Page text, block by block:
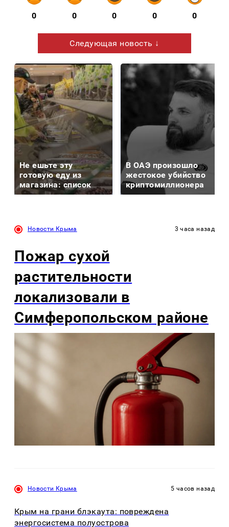
0 0 0 0 0
Следующая новость ↓
Не ешьте эту
готовую еду из
магазина: список
В ОАЭ произошло
жестокое убийство
криптомиллионера
Новости Крыма 3 часа назад
Пожар сухой
растительности
локализовали в
Симферопольском районе
Новости Крыма 5 часов назад
Крым на грани блэкаута: повреждена
энергосистема полуострова